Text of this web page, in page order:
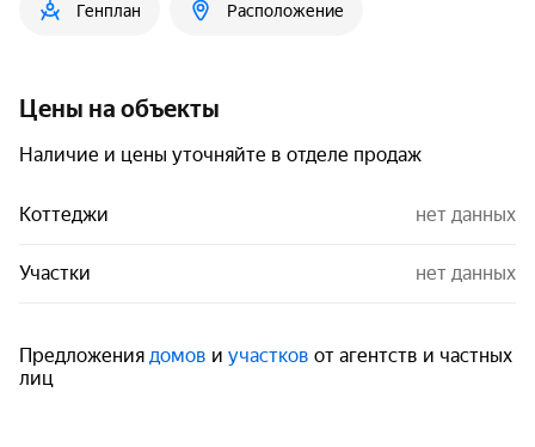
Генплан Расположение
Цены на объекты
Наличие и цены уточняйте в отделе продаж
Коттеджи нет данных
Участки нет данных
Предложения домов и участков от агентств и частных
лиц